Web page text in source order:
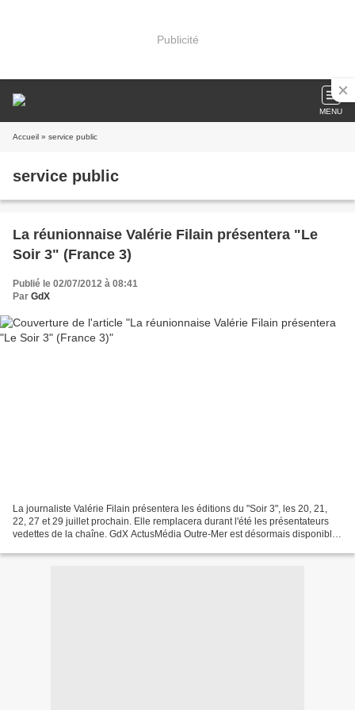
Publicité
MENU
Accueil » service public
service public
La réunionnaise Valérie Filain présentera "Le
Soir 3" (France 3)
Publié le 02/07/2012 à 08:41
Par GdX
La journaliste Valérie Filain présentera les éditions du "Soir 3", les 20, 21,
22, 27 et 29 juillet prochain. Elle remplacera durant l'été les présentateurs
vedettes de la chaîne. GdX ActusMédia Outre-Mer est désormais disponible